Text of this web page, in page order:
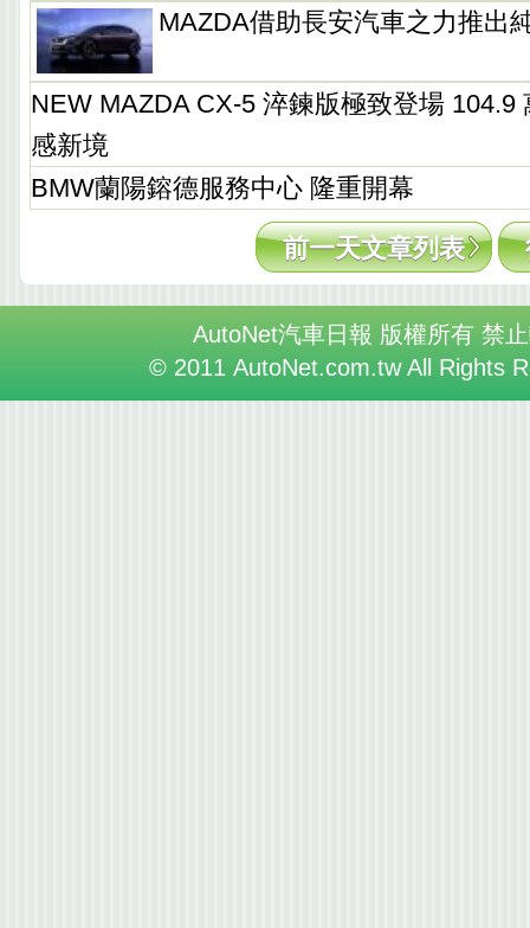
MAZDA借助長安汽車之力推出
NEW MAZDA CX-5 淬鍊版極致登場 104.9
感新境
BMW蘭陽鎔德服務中心 隆重開幕
前一天文章列表
AutoNet汽車日報 版權所有 禁
© 2011 AutoNet.com.tw All Rights